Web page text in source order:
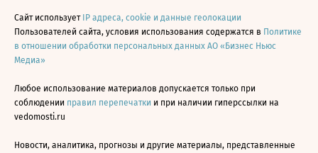
Сайт использует IP адреса, cookie и данные геолокации
Пользователей сайта, условия использования содержатся в Политике
в отношении обработки персональных данных АО «Бизнес Ньюс
Медиа»
Любое использование материалов допускается только при
соблюдении правил перепечатки и при наличии гиперссылки на
vedomosti.ru
Новости, аналитика, прогнозы и другие материалы, представленные